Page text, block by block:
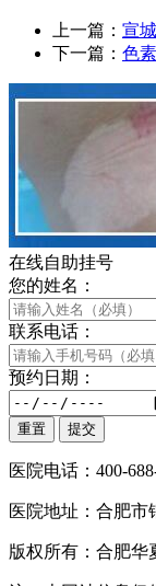
上一篇： 宣
下一篇： 色
在线自助挂号
您的姓名：
联系电话：
预约日期：
医院电话：400-
医院地址：合肥市
版权所有：合肥华